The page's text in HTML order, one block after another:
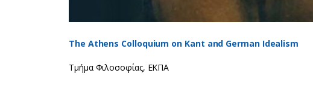
The Athens Colloquium on Kant and German Idealism
Τμήμα Φιλοσοφίας, ΕΚΠΑ